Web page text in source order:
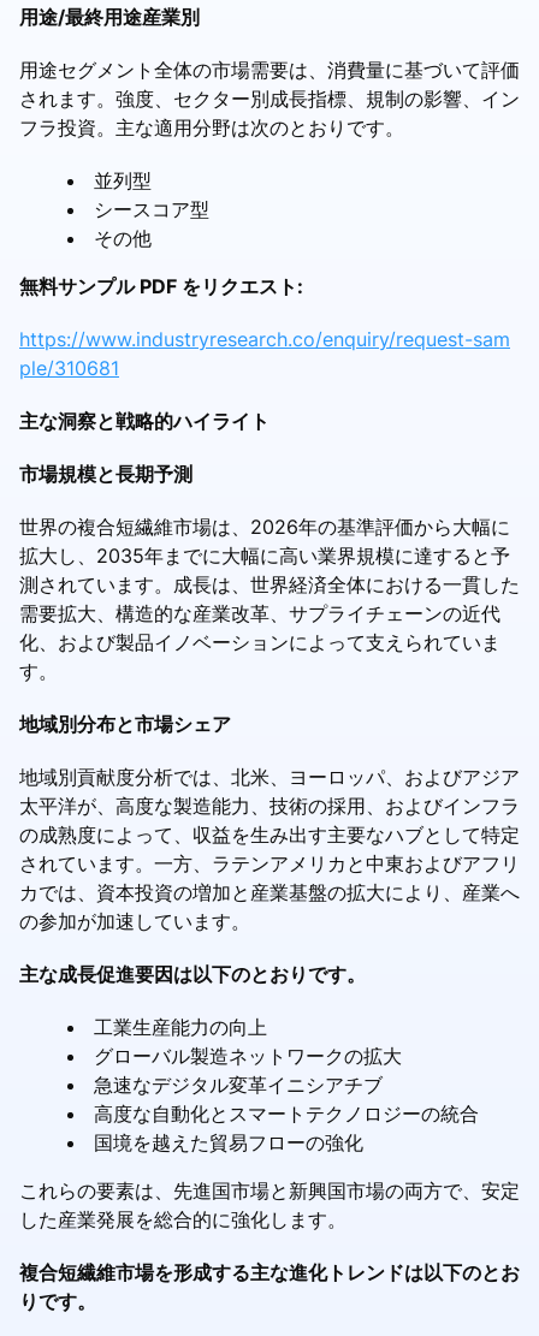
用途/最終用途産業別
用途セグメント全体の市場需要は、消費量に基づいて評価
されます。強度、セクター別成長指標、規制の影響、イン
フラ投資。主な適用分野は次のとおりです。
並列型
シースコア型
その他
無料サンプル PDF をリクエスト:
https://www.industryresearch.co/enquiry/request-sam
ple/310681
主な洞察と戦略的ハイライト
市場規模と長期予測
世界の複合短繊維市場は、2026年の基準評価から大幅に
拡大し、2035年までに大幅に高い業界規模に達すると予
測されています。成長は、世界経済全体における一貫した
需要拡大、構造的な産業改革、サプライチェーンの近代
化、および製品イノベーションによって支えられていま
す。
地域別分布と市場シェア
地域別貢献度分析では、北米、ヨーロッパ、およびアジア
太平洋が、高度な製造能力、技術の採用、およびインフラ
の成熟度によって、収益を生み出す主要なハブとして特定
されています。一方、ラテンアメリカと中東およびアフリ
カでは、資本投資の増加と産業基盤の拡大により、産業へ
の参加が加速しています。
主な成長促進要因は以下のとおりです。
工業生産能力の向上
グローバル製造ネットワークの拡大
急速なデジタル変革イニシアチブ
高度な自動化とスマートテクノロジーの統合
国境を越えた貿易フローの強化
これらの要素は、先進国市場と新興国市場の両方で、安定
した産業発展を総合的に強化します。
複合短繊維市場を形成する主な進化トレンドは以下のとお
りです。